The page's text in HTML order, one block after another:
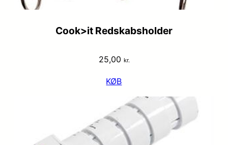
Cook>it Redskabsholder
25,00 kr.
KØB